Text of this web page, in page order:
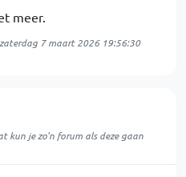
meer.
zaterdag 7 maart 2026 19:56:30
kun je zo'n forum als deze gaan